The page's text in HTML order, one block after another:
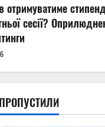
отримуватиме
сесії?